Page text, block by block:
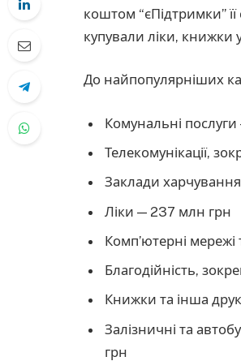
коштом “єПідтримки”
купували ліки, книжки
До найпопулярніших
Комунальні послуги
Телекомунікації,
Заклади
Ліки — 237 млн грн
Комп’ютерні
Благодійність,
Книжки та інша
Залізничні та
грн